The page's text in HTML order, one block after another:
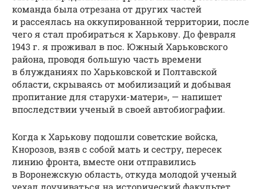
команда была отрезана от других частей
и рассеялась на оккупированной территории, после
чего я стал пробираться к Харькову. До февраля
1943 г. я проживал в пос. Южный Харьковского
района, проводя большую часть времени
в блужданиях по Харьковской и Полтавской
области, скрываясь от мобилизаций и добывая
пропитание для старухи-матери», — напишет
впоследствии ученый в своей автобиографии.
Когда к Харькову подошли советские войска,
Кнорозов, взяв с собой мать и сестру, пересек
линию фронта, вместе они отправились
в Воронежскую область, откуда молодой ученый
уехал доучиваться на исторический факультет